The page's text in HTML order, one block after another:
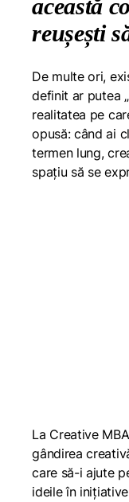
această
reușești
De multe ori,
definit ar putea
realitatea pe
opusă: când ai
termen lung,
spațiu să se
La Creative
gândirea
care să-i ajute
ideile în